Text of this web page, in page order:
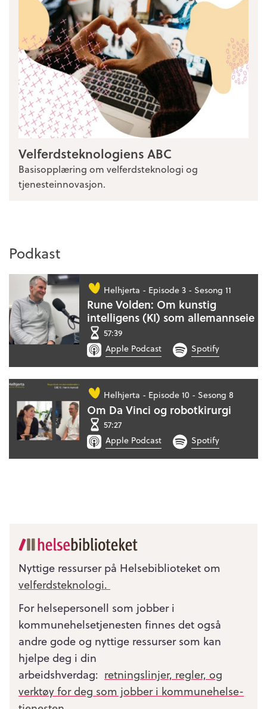
Velferdsteknologiens ABC
Basisopplæring om velferdsteknologi og
tjenesteinnovasjon.
Podkast
Helhjerta - Episode 3 - Sesong 11
Rune Volden: Om kunstig
intelligens (KI) som allemannseie
57:39
Apple Podcast
Spotify
Helhjerta - Episode 10 - Sesong 8
Om Da Vinci og robotkirurgi
57:27
Apple Podcast
Spotify
Nyttige ressurser på Helsebiblioteket om
velferdsteknologi.
For helsepersonell som jobber i
kommunehelsetjenesten finnes det også
andre gode og nyttige ressurser som kan
hjelpe deg i din
arbeidshverdag: retningslinjer, regler, og
verktøy for deg som jobber i kommunehelse­